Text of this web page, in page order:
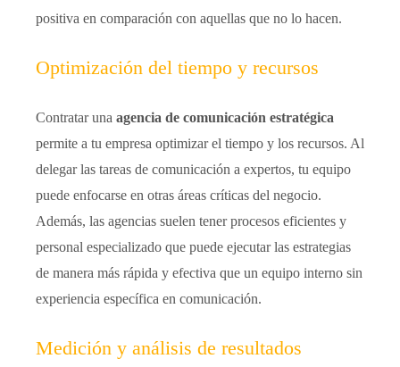
positiva en comparación con aquellas que no lo hacen.
Optimización del tiempo y recursos
Contratar una agencia de comunicación estratégica
permite a tu empresa optimizar el tiempo y los recursos. Al
delegar las tareas de comunicación a expertos, tu equipo
puede enfocarse en otras áreas críticas del negocio.
Además, las agencias suelen tener procesos eficientes y
personal especializado que puede ejecutar las estrategias
de manera más rápida y efectiva que un equipo interno sin
experiencia específica en comunicación.
Medición y análisis de resultados